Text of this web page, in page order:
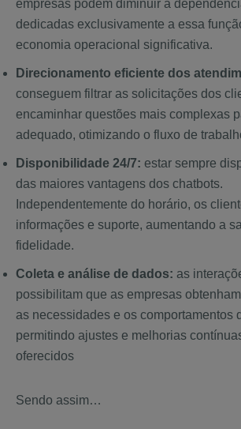
empresas podem diminuir a
dedicadas exclusivamente a essa
economia operacional significativa.
Direcionamento eficiente dos
conseguem filtrar as solicitações dos
encaminhar questões mais complexas
adequado, otimizando o fluxo de
Disponibilidade 24/7: estar sempre
das maiores vantagens dos chatbots.
Independentemente do horário, os
informações e suporte, aumentando a
fidelidade.
Coleta e análise de dados: as
possibilitam que as empresas
as necessidades e os comportamentos
permitindo ajustes e melhorias
oferecidos
Sendo assim…